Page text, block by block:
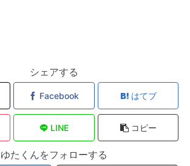
シェアする
Facebook はてブ
LINE コピー
ゆたくんをフォローする